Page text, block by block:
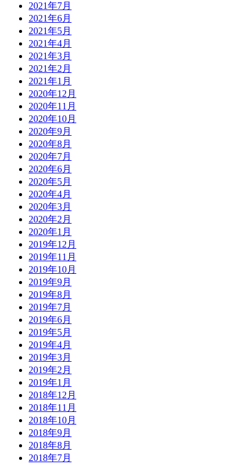
2021年7月
2021年6月
2021年5月
2021年4月
2021年3月
2021年2月
2021年1月
2020年12月
2020年11月
2020年10月
2020年9月
2020年8月
2020年7月
2020年6月
2020年5月
2020年4月
2020年3月
2020年2月
2020年1月
2019年12月
2019年11月
2019年10月
2019年9月
2019年8月
2019年7月
2019年6月
2019年5月
2019年4月
2019年3月
2019年2月
2019年1月
2018年12月
2018年11月
2018年10月
2018年9月
2018年8月
2018年7月